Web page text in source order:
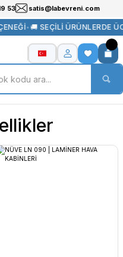
53 satis@labevreni.com
•🚚 SEÇİLİ ÜRÜNLERDE